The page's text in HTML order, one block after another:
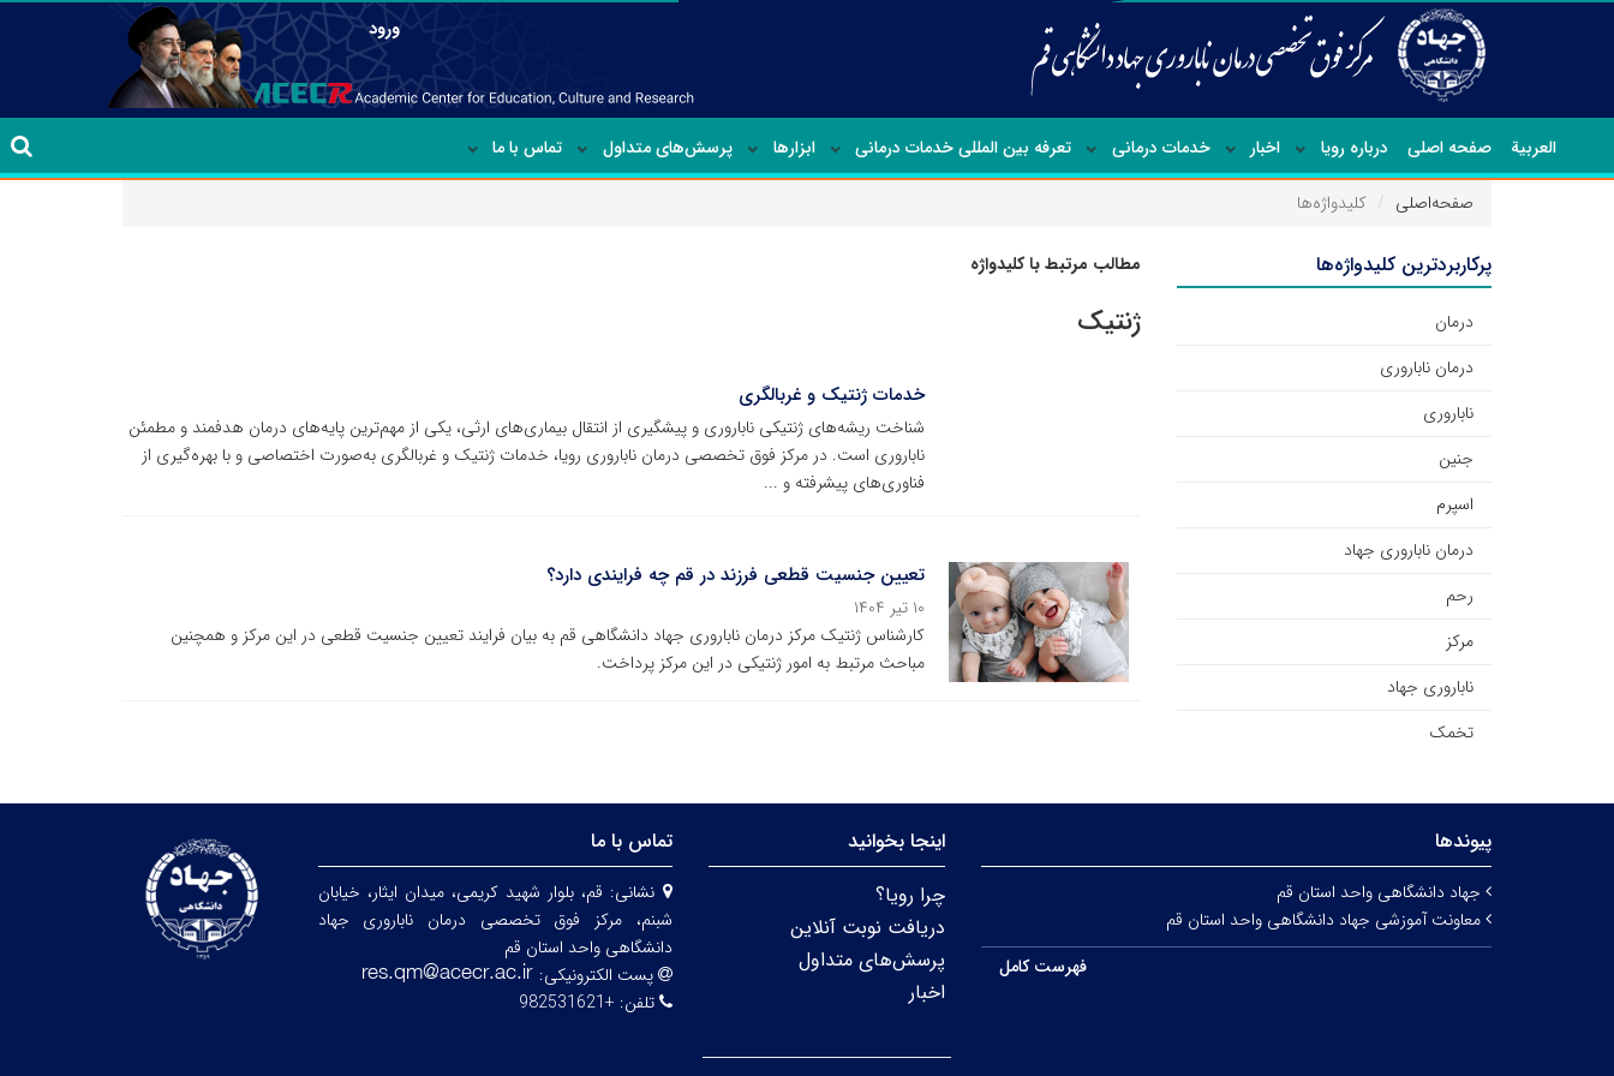
ورود
العربیة صفحه اصلی درباره رویا اخبار خدمات درمانی تعرفه بین المللی خدمات درمانی ابزارها پرسش‌های متداول تماس با ما
صفحه‌اصلی کلیدواژه‌ها
مطالب مرتبط با کلیدواژه
ژنتیک
خدمات ژنتیک و غربالگری
شناخت ریشه‌های ژنتیکی ناباروری و پیشگیری از انتقال بیماری‌های ارثی، یکی از مهم‌ترین پایه‌های درمان هدفمند و مطمئن
ناباروری است. در مرکز فوق تخصصی درمان ناباروری رویا، خدمات ژنتیک و غربالگری به‌صورت اختصاصی و با بهره‌گیری از
فناوری‌های پیشرفته و ...
تعیین جنسیت قطعی فرزند در قم چه فرایندی دارد؟
۱۰ تیر ۱۴۰۴
کارشناس ژنتیک مرکز درمان ناباروری جهاد دانشگاهی قم به بیان فرایند تعیین جنسیت قطعی در این مرکز و همچنین
مباحث مرتبط به امور ژنتیکی در این مرکز پرداخت.
پرکاربردترین کلیدواژه‌ها
درمان
درمان ناباروری
ناباروری
جنین
اسپرم
درمان ناباروری جهاد
رحم
مرکز
ناباروری جهاد
تخمک
پیوندها
جهاد دانشگاهی واحد استان قم
معاونت آموزشی جهاد دانشگاهی واحد استان قم
فهرست کامل
اینجا بخوانید
چرا رویا؟
دریافت نوبت آنلاین
پرسش‌های متداول
اخبار
تماس با ما
نشانی: قم، بلوار شهید کریمی، میدان ایثار، خیابان
شبنم، مرکز فوق تخصصی درمان ناباروری جهاد
دانشگاهی واحد استان قم
پست الکترونیکی:
تلفن: +982531621